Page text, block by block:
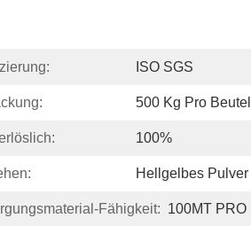
ISO SGS
500 Kg Pro Beutel
100%
Hellgelbes Pulver
Fähigkeit: 100MT PRO